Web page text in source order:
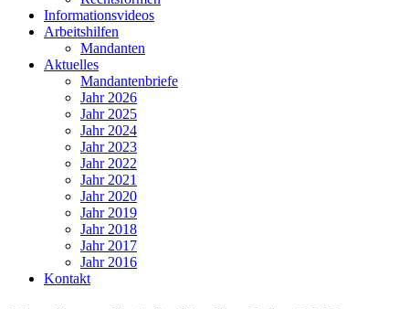
Informationsvideos
Arbeitshilfen
Mandanten
Aktuelles
Mandantenbriefe
Jahr 2026
Jahr 2025
Jahr 2024
Jahr 2023
Jahr 2022
Jahr 2021
Jahr 2020
Jahr 2019
Jahr 2018
Jahr 2017
Jahr 2016
Kontakt